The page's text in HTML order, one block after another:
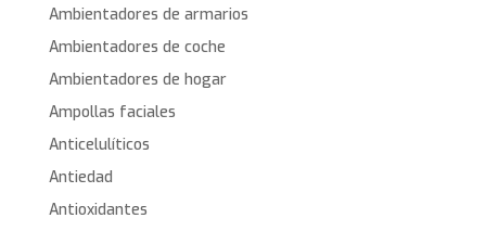
Ambientadores de armarios
Ambientadores de coche
Ambientadores de hogar
Ampollas faciales
Anticelulíticos
Antiedad
Antioxidantes